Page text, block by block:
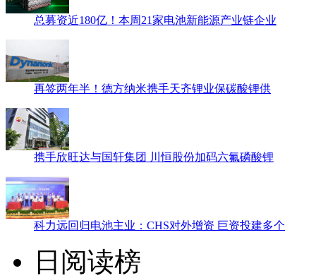
总募资近180亿！本周21家电池新能源产业链企业
再签两年半！德方纳米携手天齐锂业保碳酸锂供
携手欣旺达与国轩集团 川恒股份加码六氟磷酸锂
科力远回归电池主业：CHS对外增资 巨资投建多个
日阅读榜